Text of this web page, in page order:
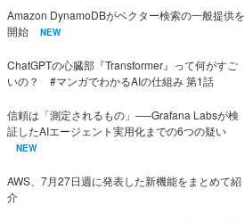
Amazon DynamoDBがベクター検索の一般提供を
開始
NEW
ChatGPTの心臓部『Transformer』って何がすご
いの？ #マンガでわかるAIの仕組み 第1話
信頼は「測定されるもの」──Grafana Labsが検
証したAIエージェント実用化までの6つの疑い
NEW
AWS、7月27日週に発表した新機能をまとめて紹
介